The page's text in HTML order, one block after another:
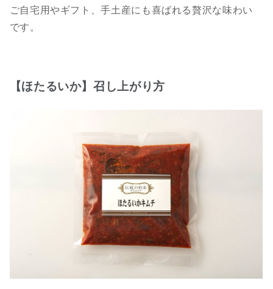
ご自宅用やギフト、手土産にも喜ばれる贅沢な味わい
です。
【ほたるいか】召し上がり方